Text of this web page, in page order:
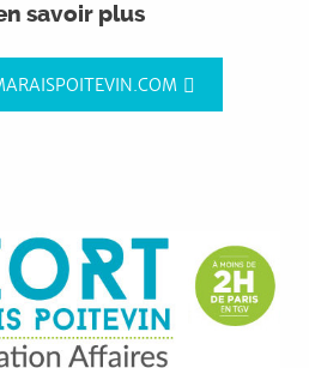
savoir plus